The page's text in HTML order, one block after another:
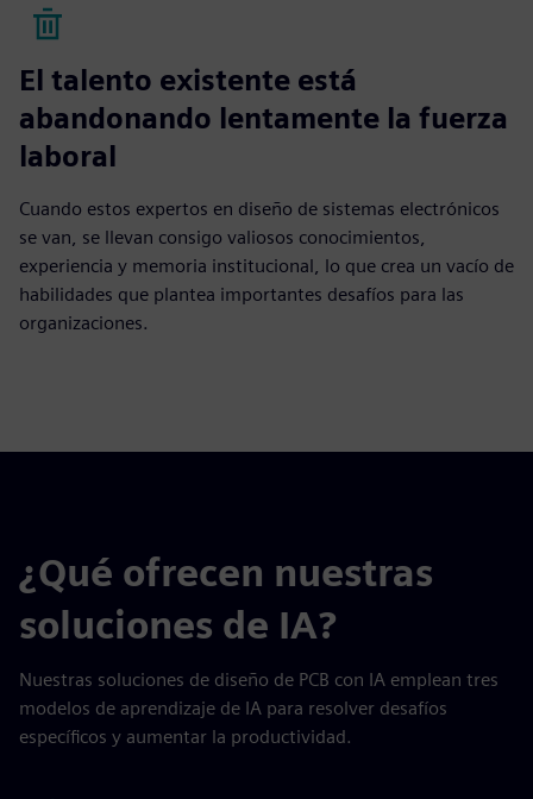
El talento existente está
abandonando lentamente la fuerza
laboral
Cuando estos expertos en diseño de sistemas electrónicos
se van, se llevan consigo valiosos conocimientos,
experiencia y memoria institucional, lo que crea un vacío de
habilidades que plantea importantes desafíos para las
organizaciones.
¿Qué ofrecen nuestras
soluciones de IA?
Nuestras soluciones de diseño de PCB con IA emplean tres
modelos de aprendizaje de IA para resolver desafíos
específicos y aumentar la productividad.